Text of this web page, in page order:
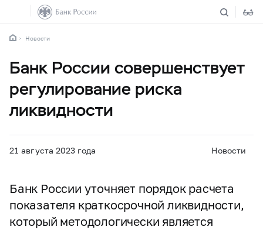
Новости
Банк России совершенствует
регулирование риска
ликвидности
21 августа 2023 года Новости
Банк России уточняет порядок расчета
показателя краткосрочной ликвидности,
который методологически является